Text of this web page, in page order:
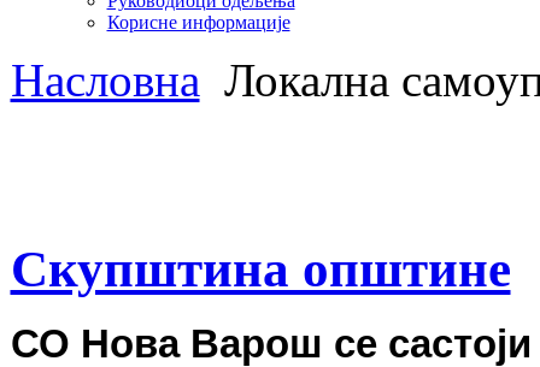
Корисне информације
Насловна Локална
Скупштина општине
СО Нова Варош се